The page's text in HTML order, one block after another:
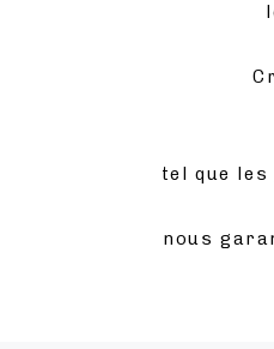
tel que les
nous